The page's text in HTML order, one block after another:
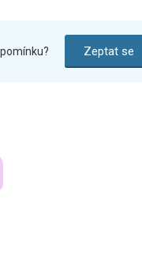
Zeptat se